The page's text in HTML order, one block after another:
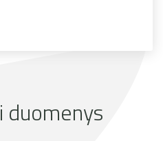
duomenys